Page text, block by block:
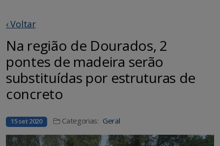
‹ Voltar
Na região de Dourados, 2
pontes de madeira serão
substituídas por estruturas de
concreto
15 set 2020 Categorias: Geral